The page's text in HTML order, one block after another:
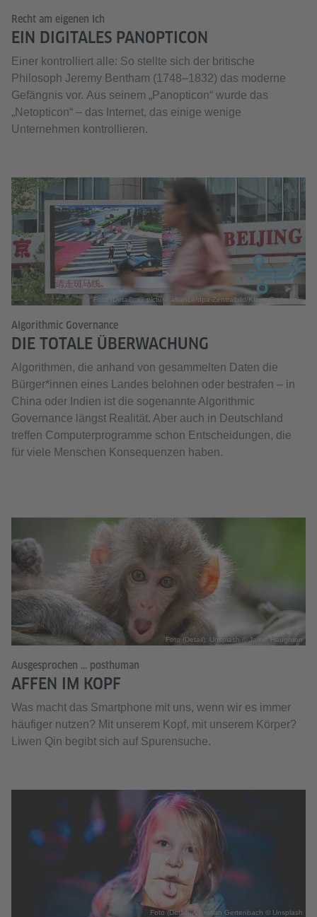
Recht am eigenen Ich
EIN DIGITALES PANOPTICON
Einer kontrolliert alle: So stellte sich der britische
Philosoph Jeremy Bentham (1748–1832) das moderne
Gefängnis vor. Aus seinem „Panopticon“ wurde das
„Netopticon“ – das Internet, das einige wenige
Unternehmen kontrollieren.
Foto (Detail): @ picture alliance/dpa-Zentralbild/Klaus Grabowski
Algorithmic Governance
DIE TOTALE ÜBERWACHUNG
Algorithmen, die anhand von gesammelten Daten die
Bürger*innen eines Landes belohnen oder bestrafen – in
China oder Indien ist die sogenannte Algorithmic
Governance längst Realität. Aber auch in Deutschland
treffen Computerprogramme schon Entscheidungen, die
für viele Menschen Konsequenzen haben.
Foto (Detail): Unsplash © Jamie Haughton
Ausgesprochen ... posthuman
AFFEN IM KOPF
Was macht das Smartphone mit uns, wenn wir es immer
häufiger nutzen? Mit unserem Kopf, mit unserem Körper?
Liwen Qin begibt sich auf Spurensuche.
Foto (Detail): Christian Gertenbach © Unsplash